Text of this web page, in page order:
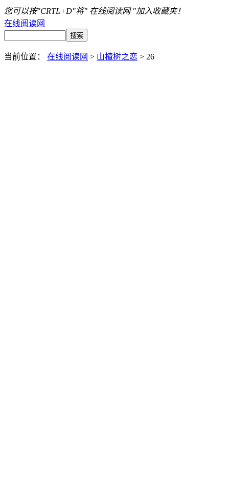
您可以按"CRTL+D"将" 在线阅读网 "加入收藏夹！
在线阅读网
当前位置： 在线阅读网 > 山楂树之恋 > 26